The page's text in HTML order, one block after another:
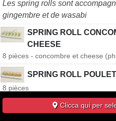
Les spring rolls sont
gingembre et de wasabi
SPRING ROLL
CHEESE
8 pièces - concombre et cheese
SPRING ROLL
8 pièces
SPRING ROLL RADIS
Clicca qui per